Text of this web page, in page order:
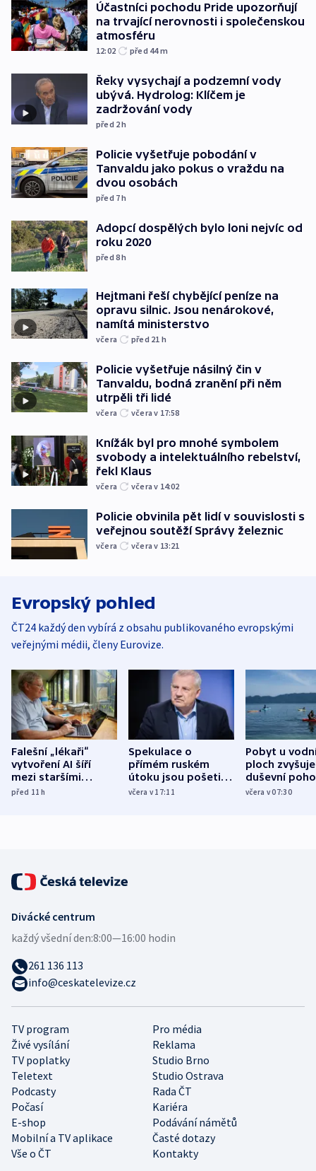
Účastníci pochodu Pride upozorňují
na trvající nerovnosti i společenskou
atmosféru
12:02 před 44m
Řeky vysychají a podzemní vody
ubývá. Hydrolog: Klíčem je
zadržování vody
před 2h
Policie vyšetřuje pobodání v
Tanvaldu jako pokus o vraždu na
dvou osobách
před 7h
Adopcí dospělých bylo loni nejvíc od
roku 2020
před 8h
Hejtmani řeší chybějící peníze na
opravu silnic. Jsou nenárokové,
namítá ministerstvo
včera před 21 h
Policie vyšetřuje násilný čin v
Tanvaldu, bodná zranění při něm
utrpěli tři lidé
včera včera v 17:58
Knížák byl pro mnohé symbolem
svobody a intelektuálního rebelství,
řekl Klaus
včera včera v 14:02
Policie obvinila pět lidí v souvislosti s
veřejnou soutěží Správy železnic
včera včera v 13:21
Evropský pohled
ČT24 každý den vybírá z obsahu publikovaného evropskými
veřejnými médii, členy Eurovize.
Falešní „lékaři“
vytvoření AI šíří
mezi staršími
Poláky nebezpečné
před 11h
Spekulace o
přímém ruském
útoku jsou pošetilé,
míní estonský
včera v 17:11
Pobyt u
ploch zvyšuje
duševní
ukázala
včera v 07:30
TV program
Pro média
Živé vysílání
Reklama
TV poplatky
Studio Brno
Teletext
Studio Ostrava
Podcasty
Rada ČT
Počasí
Kariéra
E-shop
Podávání námětů
Mobilní a TV aplikace
Časté dotazy
Vše o ČT
Kontakty
Divácké centrum
každý všední den:8:00—16:00 hodin
261 136 113
info@ceskatelevize.cz